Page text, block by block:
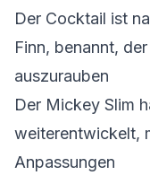
Der Cocktail ist
Finn, benannt,
auszurauben
Der Mickey Slim
weiterentwickelt,
Anpassungen